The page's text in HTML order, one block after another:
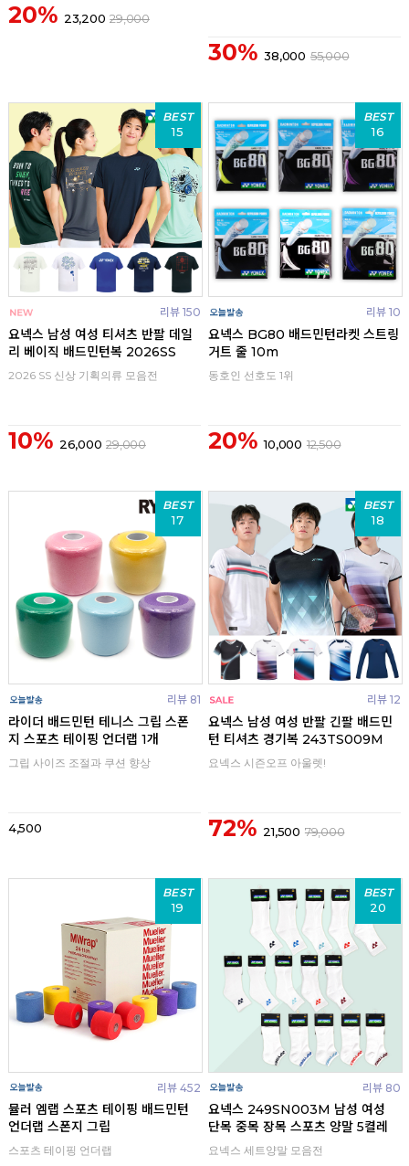
20% 23,200 29,000
30% 38,000 55,000
BEST
15
리뷰 150
요넥스 남성 여성 티셔츠 반팔 데일
리 베이직 배드민턴복 2026SS
2026 SS 신상 기획의류 모음전
10% 26,000 29,000
BEST
16
리뷰 10
요넥스 BG80 배드민턴라켓 스트링
거트 줄 10m
동호인 선호도 1위
20% 10,000 12,500
BEST
17
리뷰 81
라이더 배드민턴 테니스 그립 스폰
지 스포츠 테이핑 언더랩 1개
그립 사이즈 조절과 쿠션 향상
4,500
BEST
18
리뷰 12
요넥스 남성 여성 반팔 긴팔 배드민
턴 티셔츠 경기복 243TS009M
요넥스 시즌오프 아울렛!
72% 21,500 79,000
BEST
19
리뷰 452
뮬러 엠랩 스포츠 테이핑 배드민턴
언더랩 스폰지 그립
스포츠 테이핑 언더랩
BEST
20
리뷰 80
요넥스 249SN003M 남성 여성
단목 중목 장목 스포츠 양말 5켤레
요넥스 세트양말 모음전